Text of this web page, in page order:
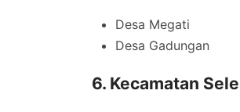
Desa Megati
Desa Gadungan
6. Kecamatan